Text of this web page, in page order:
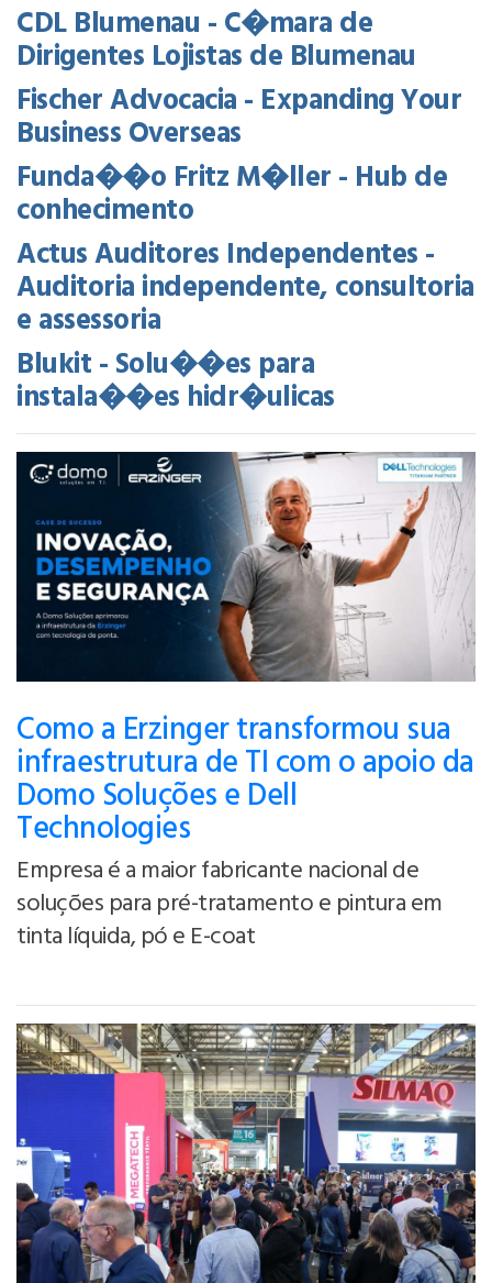
CDL Blumenau - C�mara de
Dirigentes Lojistas de Blumenau
Fischer Advocacia - Expanding Your
Business Overseas
Funda��o Fritz M�ller - Hub de
conhecimento
Actus Auditores Independentes -
Auditoria independente, consultoria
e assessoria
Blukit - Solu��es para
instala��es hidr�ulicas
Como a Erzinger transformou sua
infraestrutura de TI com o apoio da
Domo Soluções e Dell
Technologies
Empresa é a maior fabricante nacional de
soluções para pré-tratamento e pintura em
tinta líquida, pó e E-coat